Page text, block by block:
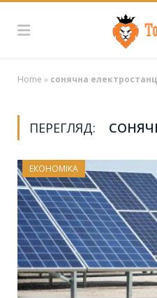
Home » сонячна
ПЕРЕГЛЯД:
ЕКОНОМІКА